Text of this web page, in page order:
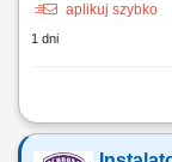
aplikuj szybko
1 dni
Zakres obowiązków: